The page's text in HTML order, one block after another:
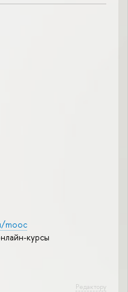
mooc
курсы
Редактору